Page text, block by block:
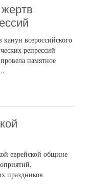
канун всероссийского
репрессий
памятное
еврейской общине
праздников